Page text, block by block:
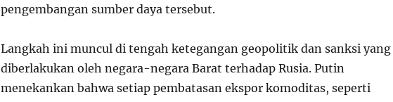
pengembangan sumber daya tersebut.
Langkah ini muncul di tengah ketegangan geopolitik dan sanksi yang
diberlakukan oleh negara-negara Barat terhadap Rusia. Putin
menekankan bahwa setiap pembatasan ekspor komoditas, seperti